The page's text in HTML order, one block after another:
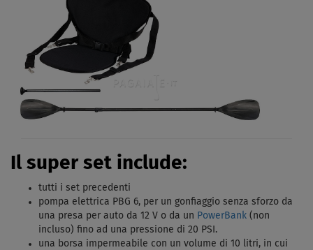
Il super set include:
tutti i set precedenti
pompa elettrica PBG 6, per un gonfiaggio senza sforzo da
una presa per auto da 12 V o da un PowerBank (non
incluso) fino ad una pressione di 20 PSI.
una borsa impermeabile con un volume di 10 litri, in cui